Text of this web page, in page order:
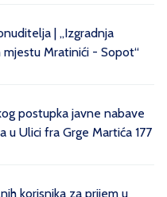
| „Izgradnja
Mratinići - Sopot“
postupka javne nabave
Ulici fra Grge Martića 177
korisnika za prijem u